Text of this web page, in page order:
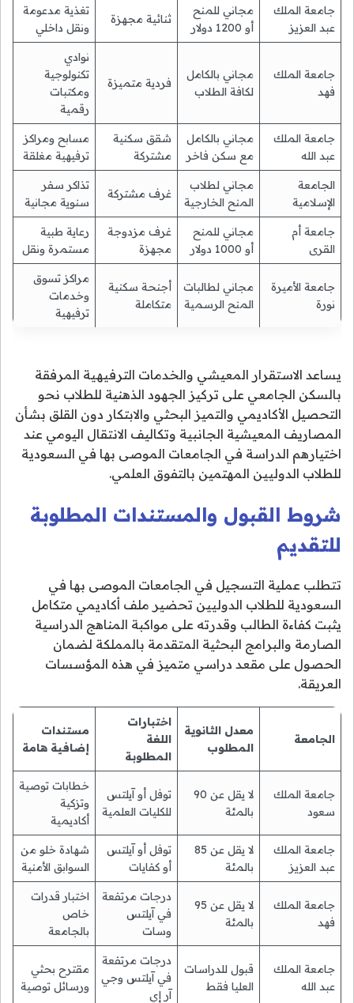
جامعة الملك
عبد العزيز
مجاني للمنح
أو 1200 دولار
ثنائية مجهزة
تغذية مدعومة
ونقل داخلي
جامعة الملك
فهد
مجاني بالكامل
لكافة الطلاب
فردية متميزة
نوادي
تكنولوجية
ومكتبات
رقمية
جامعة الملك
عبد الله
مجاني بالكامل
مع سكن فاخر
شقق سكنية
مشتركة
مسابح ومراكز
ترفيهية مغلقة
الجامعة
الإسلامية
مجاني لطلاب
المنح الخارجية
غرف مشتركة
تذاكر سفر
سنوية مجانية
جامعة أم
القرى
مجاني للمنح
أو 1000 دولار
غرف مزدوجة
مجهزة
رعاية طبية
مستمرة ونقل
جامعة الأميرة
نورة
مجاني لطالبات
المنح الرسمية
أجنحة سكنية
متكاملة
مراكز تسوق
وخدمات
ترفيهية
يساعد الاستقرار المعيشي والخدمات الترفيهية المرفقة
بالسكن الجامعي على تركيز الجهود الذهنية للطلاب نحو
التحصيل الأكاديمي والتميز البحثي والابتكار دون القلق بشأن
المصاريف المعيشية الجانبية وتكاليف الانتقال اليومي عند
اختيارهم الدراسة في الجامعات الموصى بها في السعودية
للطلاب الدوليين المهتمين بالتفوق العلمي.
شروط القبول والمستندات المطلوبة
للتقديم
تتطلب عملية التسجيل في الجامعات الموصى بها في
السعودية للطلاب الدوليين تحضير ملف أكاديمي متكامل
يثبت كفاءة الطالب وقدرته على مواكبة المناهج الدراسية
الصارمة والبرامج البحثية المتقدمة بالمملكة لضمان
الحصول على مقعد دراسي متميز في هذه المؤسسات
العريقة.
الجامعة
معدل الثانوية
المطلوب
اختبارات
اللغة
المطلوبة
مستندات
إضافية هامة
جامعة الملك
سعود
لا يقل عن 90
بالمئة
توفل أو آيلتس
للكليات العلمية
خطابات توصية
وتزكية
أكاديمية
جامعة الملك
عبد العزيز
لا يقل عن 85
بالمئة
توفل أو آيلتس
أو كفايات
شهادة خلو من
السوابق الأمنية
جامعة الملك
فهد
لا يقل عن 95
بالمئة
درجات مرتفعة
في آيلتس
وسات
اختبار قدرات
خاص
بالجامعة
جامعة الملك
عبد الله
قبول للدراسات
العليا فقط
درجات مرتفعة
في آيلتس وجي
آر إي
مقترح بحثي
ورسائل توصية